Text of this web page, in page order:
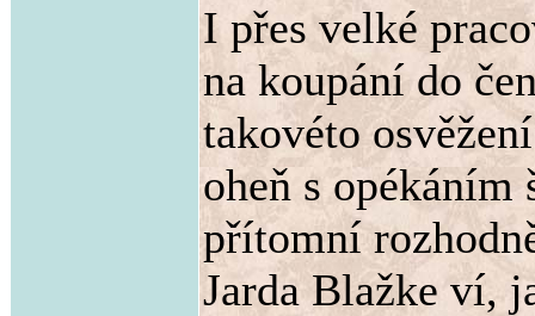
I přes velké
na koupání do
takovéto
oheň s
přítomní
Jarda Blažke ví,